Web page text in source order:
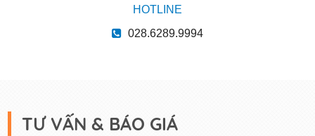
HOTLINE
028.6289.9994
TƯ VẤN & BÁO GIÁ